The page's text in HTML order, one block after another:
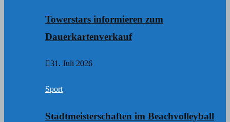
Towerstars informieren zum
Dauerkartenverkauf
31. Juli 2026
Sport
Stadtmeisterschaften im Beachvolleyball